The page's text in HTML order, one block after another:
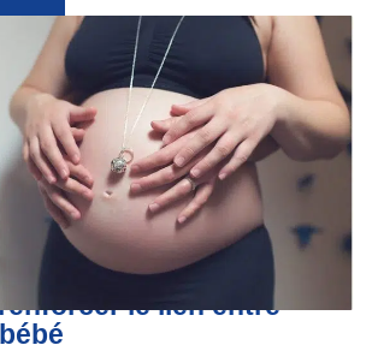
le lien entre